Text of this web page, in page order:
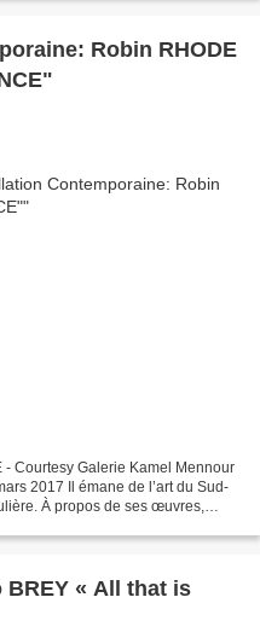
Robin RHODE
Courtesy Galerie Kamel Mennour
2017 Il émane de l’art du Sud-
À propos de ses œuvres,